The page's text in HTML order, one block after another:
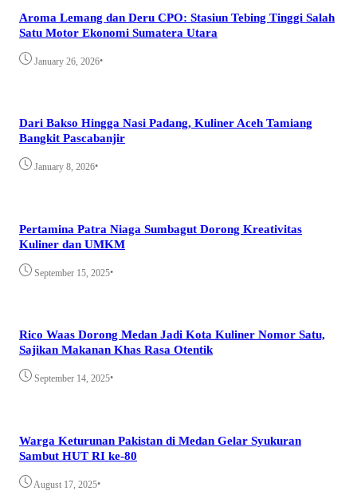
Aroma Lemang dan Deru CPO: Stasiun Tebing Tinggi Salah
Satu Motor Ekonomi Sumatera Utara
January 26, 2026•
Dari Bakso Hingga Nasi Padang, Kuliner Aceh Tamiang
Bangkit Pascabanjir
January 8, 2026•
Pertamina Patra Niaga Sumbagut Dorong Kreativitas
Kuliner dan UMKM
September 15, 2025•
Rico Waas Dorong Medan Jadi Kota Kuliner Nomor Satu,
Sajikan Makanan Khas Rasa Otentik
September 14, 2025•
Warga Keturunan Pakistan di Medan Gelar Syukuran
Sambut HUT RI ke-80
August 17, 2025•